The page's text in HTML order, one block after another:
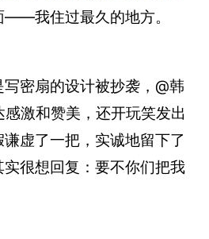
——我住过最久的地方。
密扇的设计被抄袭，@韩
激和赞美，还开玩笑发出
虚了一把，实诚地留下了
很想回复：要不你们把我